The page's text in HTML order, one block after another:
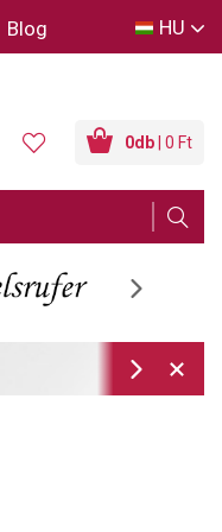
Blog HU
0db | 0 Ft